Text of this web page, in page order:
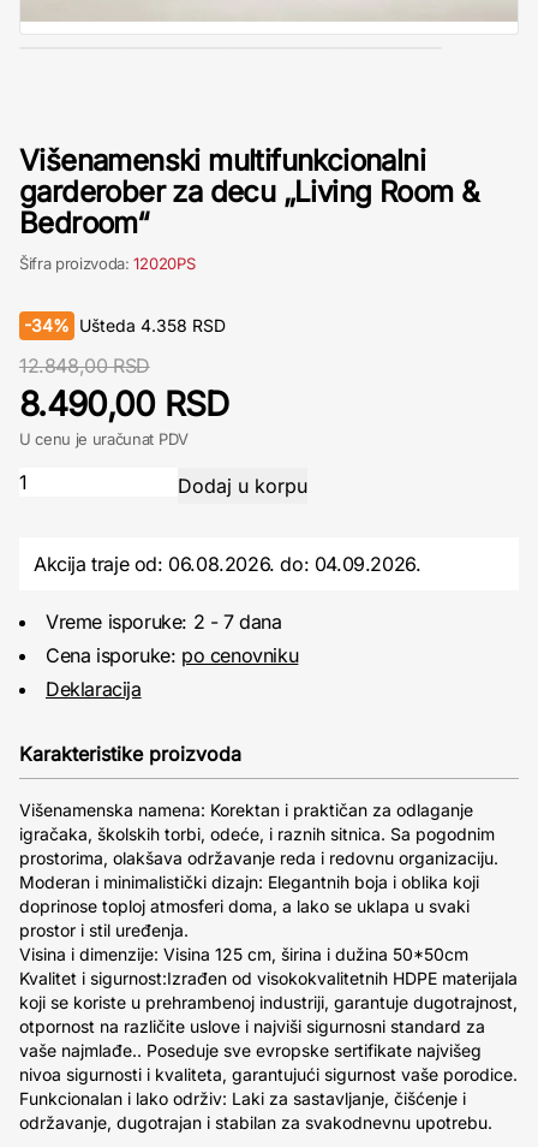
Višenamenski multifunkcionalni
garderober za decu „Living Room &
Bedroom“
Šifra proizvoda:12020PS
-34% Ušteda 4.358 RSD
12.848,00 RSD
8.490,00 RSD
U cenu je uračunat PDV
Akcija traje od: 06.08.2026.do: 04.09.2026.
Vreme isporuke: 2 - 7 dana
Cena isporuke: po cenovniku
Deklaracija
Karakteristike proizvoda
Višenamenska namena: Korektan i praktičan za odlaganje
igračaka, školskih torbi, odeće, i raznih sitnica. Sa pogodnim
prostorima, olakšava održavanje reda i redovnu organizaciju.
Moderan i minimalistički dizajn: Elegantnih boja i oblika koji
doprinose toploj atmosferi doma, a lako se uklapa u svaki
prostor i stil uređenja.
Visina i dimenzije: Visina 125 cm, širina i dužina 50*50cm
Kvalitet i sigurnost:Izrađen od visokokvalitetnih HDPE materijala
koji se koriste u prehrambenoj industriji, garantuje dugotrajnost,
otpornost na različite uslove i najviši sigurnosni standard za
vaše najmlađe.. Poseduje sve evropske sertifikate najvišeg
nivoa sigurnosti i kvaliteta, garantujući sigurnost vaše porodice.
Funkcionalan i lako održiv: Laki za sastavljanje, čišćenje i
održavanje, dugotrajan i stabilan za svakodnevnu upotrebu.